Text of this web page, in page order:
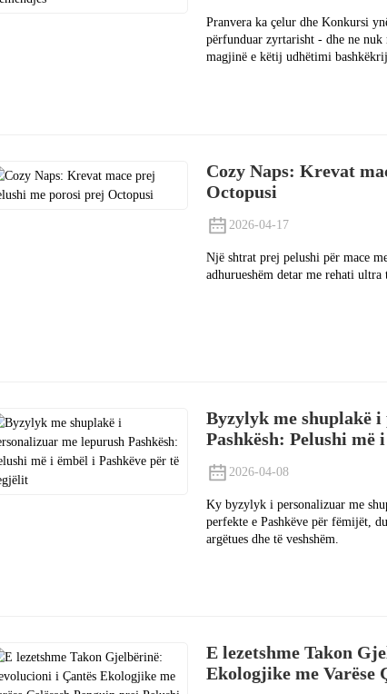
Pranvera ka çelur dhe Konkursi
përfunduar zyrtarisht - dhe ne
magjinë e këtij udhëtimi
Cozy Naps: Krevat
Octopusi
2026-04-17
Një shtrat prej pelushi për mace
adhurueshëm detar me rehati ultra
Byzylyk me shuplakë
Pashkësh: Pelushi më
2026-04-08
Ky byzylyk i personalizuar me
perfekte e Pashkëve për fëmijët,
argëtues dhe të veshshëm.
E lezetshme Takon
Ekologjike me Varëse